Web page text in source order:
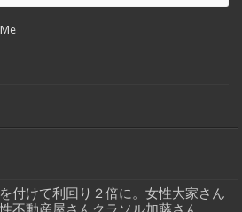
付けて利回り２倍に。女性大家さん